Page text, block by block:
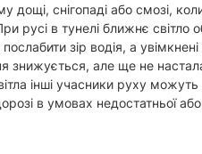
снігопаді або смозі,
русі в тунелі ближнє світло
зір водія, а
знижується, але ще не
інші учасники руху можуть
в умовах недостатньої або